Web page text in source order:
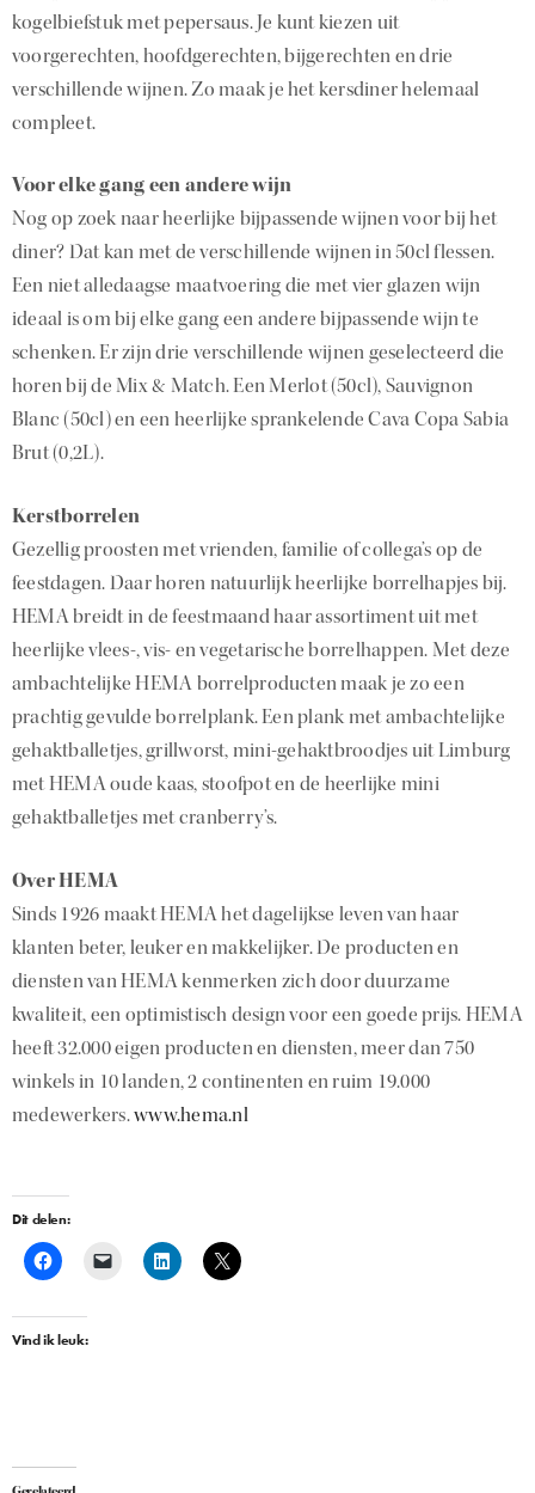
kogelbiefstuk met pepersaus. Je kunt kiezen uit
voorgerechten, hoofdgerechten, bijgerechten en drie
verschillende wijnen. Zo maak je het kersdiner helemaal
compleet.
Voor elke gang een andere wijn
Nog op zoek naar heerlijke bijpassende wijnen voor bij het
diner? Dat kan met de verschillende wijnen in 50cl flessen.
Een niet alledaagse maatvoering die met vier glazen wijn
ideaal is om bij elke gang een andere bijpassende wijn te
schenken. Er zijn drie verschillende wijnen geselecteerd die
horen bij de Mix & Match. Een Merlot (50cl), Sauvignon
Blanc (50cl) en een heerlijke sprankelende Cava Copa Sabia
Brut (0,2L).
Kerstborrelen
Gezellig proosten met vrienden, familie of collega’s op de
feestdagen. Daar horen natuurlijk heerlijke borrelhapjes bij.
HEMA breidt in de feestmaand haar assortiment uit met
heerlijke vlees-, vis- en vegetarische borrelhappen. Met deze
ambachtelijke HEMA borrelproducten maak je zo een
prachtig gevulde borrelplank. Een plank met ambachtelijke
gehaktballetjes, grillworst, mini-gehaktbroodjes uit Limburg
met HEMA oude kaas, stoofpot en de heerlijke mini
gehaktballetjes met cranberry’s.
Over HEMA
Sinds 1926 maakt HEMA het dagelijkse leven van haar
klanten beter, leuker en makkelijker. De producten en
diensten van HEMA kenmerken zich door duurzame
kwaliteit, een optimistisch design voor een goede prijs. HEMA
heeft 32.000 eigen producten en diensten, meer dan 750
winkels in 10 landen, 2 continenten en ruim 19.000
medewerkers.www.hema.nl
Dit delen:
Vind ik leuk: